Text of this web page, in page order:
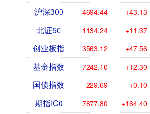
沪深300 4694.44 +43.13
北证50 1134.24 +11.37
创业板指 3563.12 +47.56
基金指数 7242.10 +12.30
国债指数 229.69 +0.10
期指IC0 7877.80 +164.40